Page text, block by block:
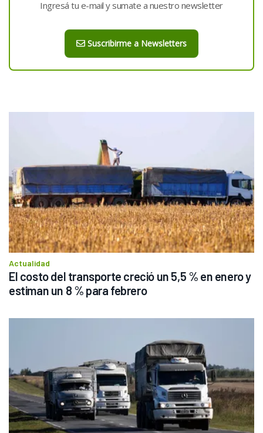
Ingresá tu e-mail y sumate a nuestro newsletter
Suscribirme a Newsletters
Actualidad
El costo del transporte creció un 5,5 % en enero y
estiman un 8 % para febrero